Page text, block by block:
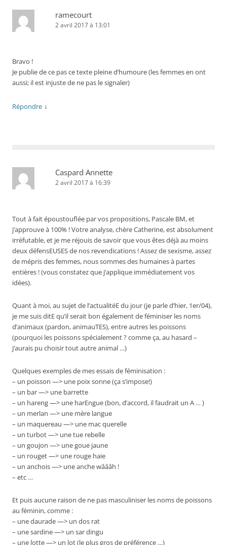
ramecourt
2 avril 2017 à 13:01
Bravo !
Je publie de ce pas ce texte pleine d’humoure (les femmes en ont
aussi; il est injuste de ne pas le signaler)
Répondre ↓
Caspard Annette
2 avril 2017 à 16:39
Tout à fait époustouflée par vos propositions, Pascale BM, et
j’approuve à 100% ! Votre analyse, chère Catherine, est absolument
irréfutable, et je me réjouis de savoir que vous êtes déjà au moins
deux défensEUSES de nos revendications ! Assez de sexisme, assez
de mépris des femmes, nous sommes des humaines à partes
entières ! (vous constatez que j’applique immédiatement vos
idées).
Quant à moi, au sujet de l’actualitéE du jour (je parle d’hier, 1er/04),
je me suis ditE qu’il serait bon également de féminiser les noms
d’animaux (pardon, animauTES), entre autres les poissons
(pourquoi les poissons spécialement ? comme ça, au hasard –
j’aurais pu choisir tout autre animal …)
Quelques exemples de mes essais de féminisation :
– un poisson —> une poix sonne (ça s’impose!)
– un bar —> une barrette
– un hareng —> une harEngue (bon, d’accord, il faudrait un A … )
– un merlan —> une mère langue
– un maquereau —> une mac querelle
– un turbot —> une tue rebelle
– un goujon —> une goue jaune
– un rouget —> une rouge haie
– un anchois —> une anche wâââh !
– etc …
Et puis aucune raison de ne pas masculiniser les noms de poissons
au féminin, comme :
– une daurade —> un dos rat
– une sardine —> un sar dingu
– une lotte —> un lot (le plus gros de préférence …)